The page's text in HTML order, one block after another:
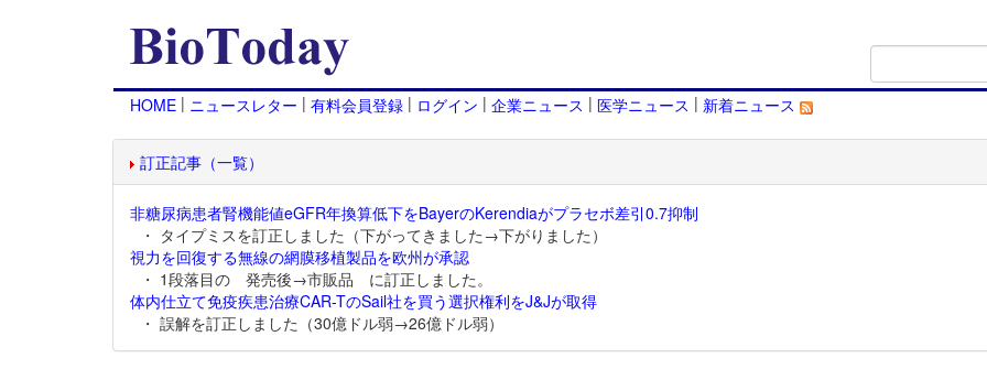
HOME | ニュースレター | 有料会員登録 | ログイン | 企業ニュース | 医学ニュース | 新着ニュース
訂正記事（一覧）
非糖尿病患者腎機能値eGFR年換算低下をBayerのKerendiaがプラセボ差引0.7抑制
・ タイプミスを訂正しました（下がってきました→下がりました）
視力を回復する無線の網膜移植製品を欧州が承認
・ 1段落目の 発売後→市販品 に訂正しました。
体内仕立て免疫疾患治療CAR-TのSail社を買う選択権利をJ&Jが取得
・ 誤解を訂正しました（30億ドル弱→26億ドル弱）